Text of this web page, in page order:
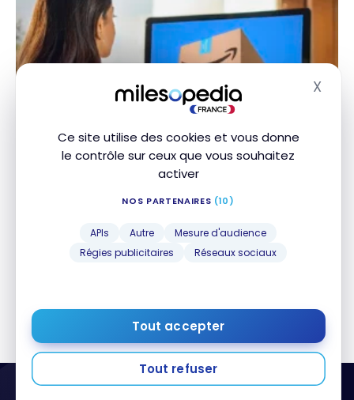
Ce site utilise des cookies et vous donne
le contrôle sur ceux que vous souhaitez
activer
NOS PARTENAIRES (10)
APIs Autre
Mesure d'audience
Régies publicitaires
Réseaux sociaux
Tout accepter
Tout refuser
X
American Express : adhérez aux cartes Gold et
Platinum et recevez Amazon Prime
American Express : adhérez aux
cartes Gold et Platinum et recevez